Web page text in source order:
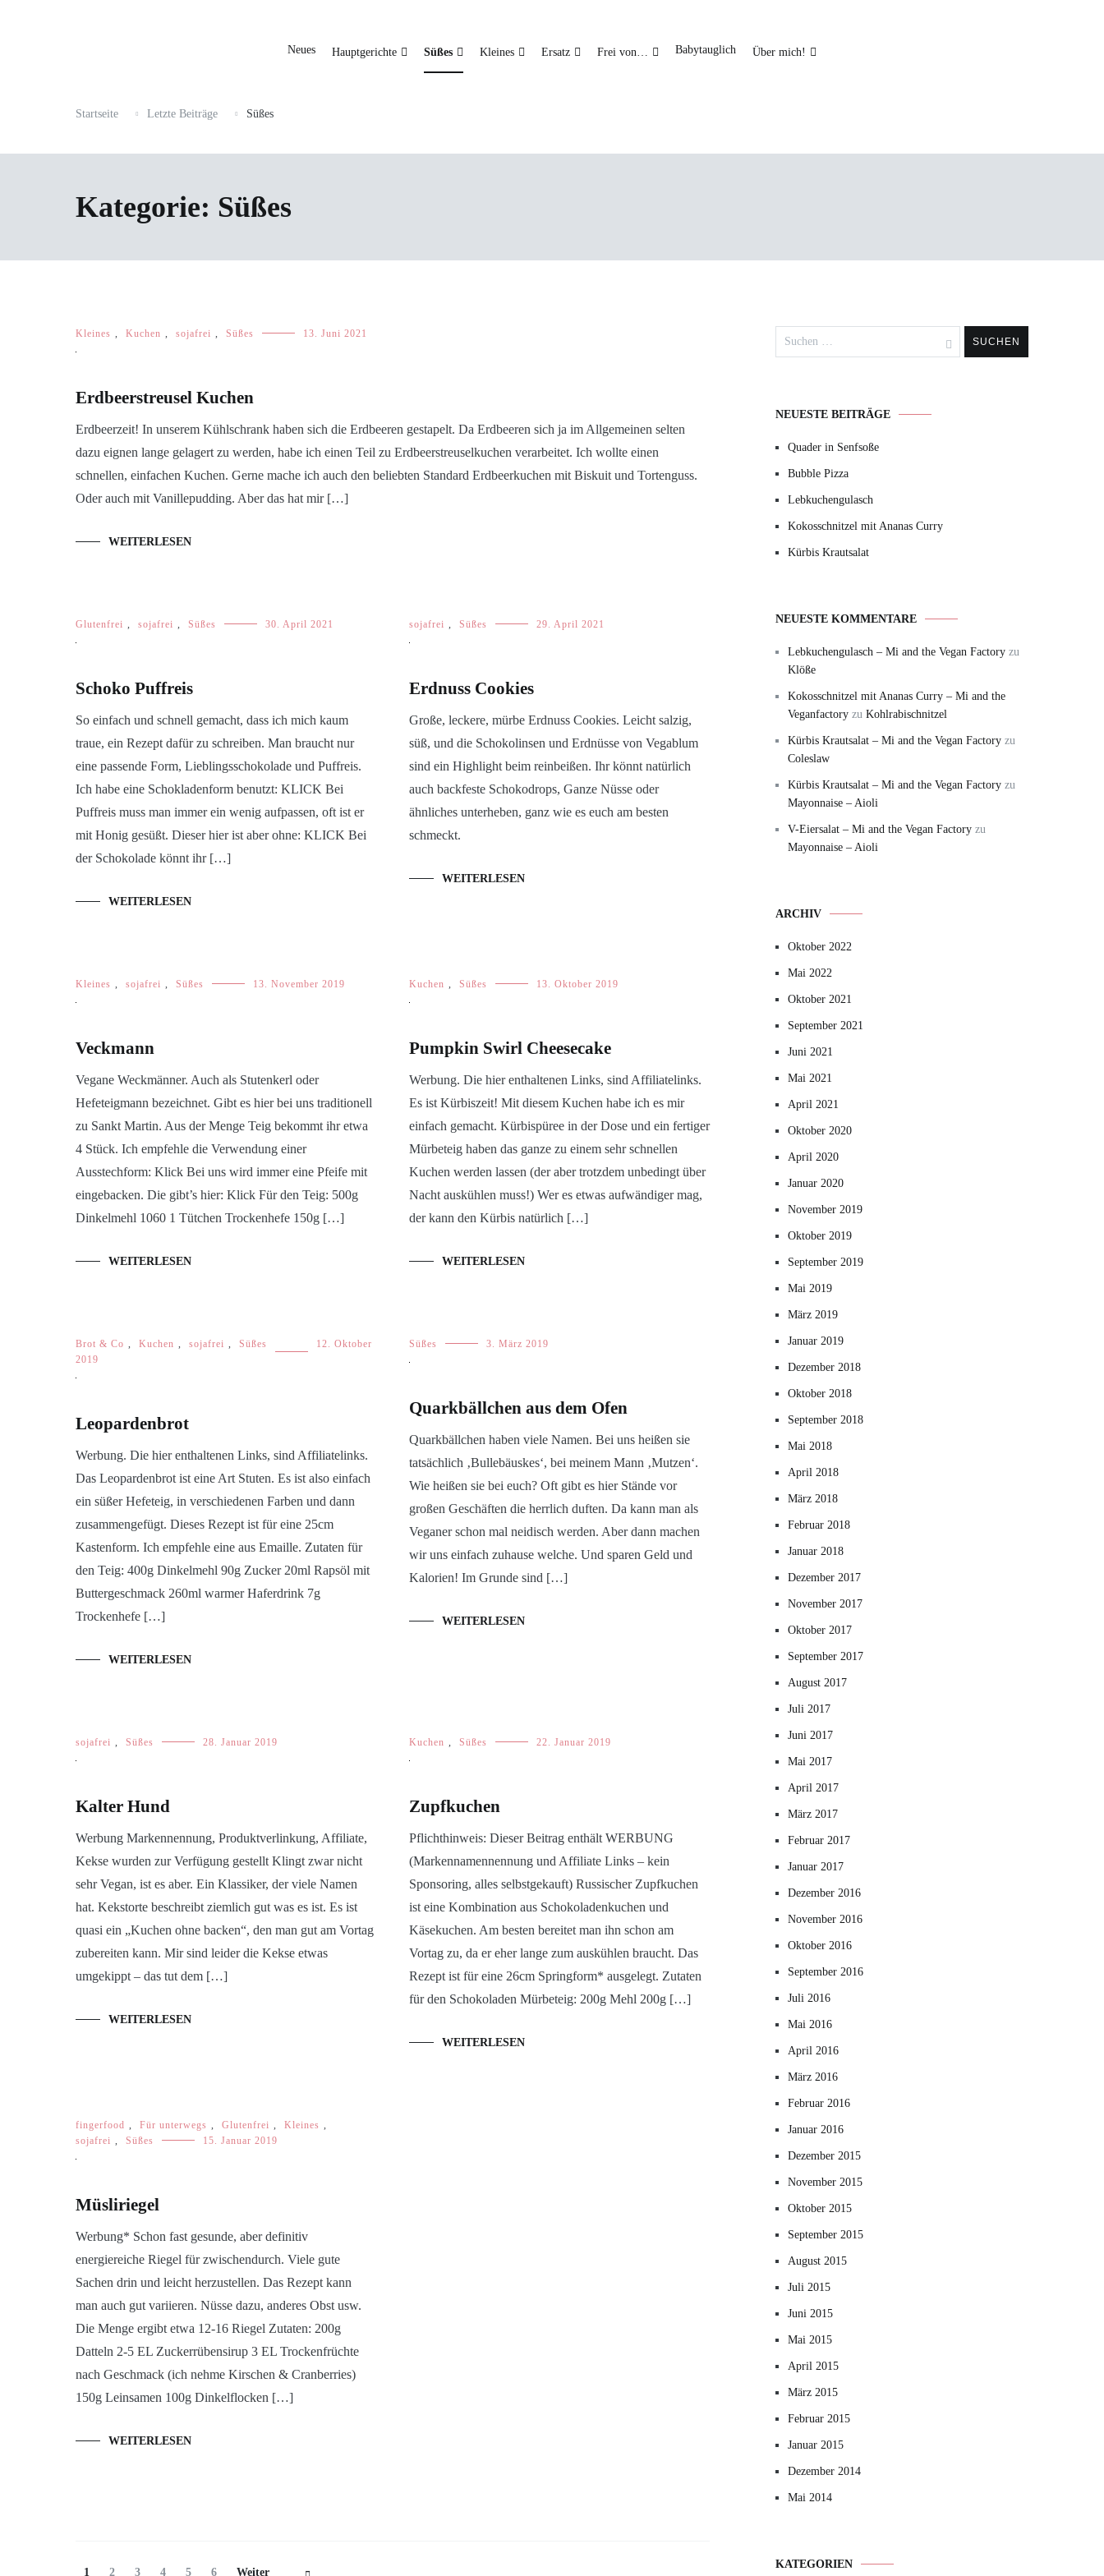
Neues Hauptgerichte Süßes Kleines Ersatz Frei von… Babytauglich Über mich!
Startseite Letzte Beiträge Süßes
Kategorie: Süßes
Kleines , Kuchen , sojafrei , Süßes 13. Juni 2021
Erdbeerstreusel Kuchen
Erdbeerzeit! In unserem Kühlschrank haben sich die Erdbeeren gestapelt. Da Erdbeeren sich ja im Allgemeinen selten
dazu eignen lange gelagert zu werden, habe ich einen Teil zu Erdbeerstreuselkuchen verarbeitet. Ich wollte einen
schnellen, einfachen Kuchen. Gerne mache ich auch den beliebten Standard Erdbeerkuchen mit Biskuit und Tortenguss.
Oder auch mit Vanillepudding. Aber das hat mir […]
WEITERLESEN
Glutenfrei , sojafrei , Süßes 30. April 2021
Schoko Puffreis
So einfach und schnell gemacht, dass ich mich kaum
traue, ein Rezept dafür zu schreiben. Man braucht nur
eine passende Form, Lieblingsschokolade und Puffreis.
Ich habe eine Schokladenform benutzt: KLICK Bei
Puffreis muss man immer ein wenig aufpassen, oft ist er
mit Honig gesüßt. Dieser hier ist aber ohne: KLICK Bei
der Schokolade könnt ihr […]
WEITERLESEN
sojafrei , Süßes 29. April 2021
Erdnuss Cookies
Große, leckere, mürbe Erdnuss Cookies. Leicht salzig,
süß, und die Schokolinsen und Erdnüsse von Vegablum
sind ein Highlight beim reinbeißen. Ihr könnt natürlich
auch backfeste Schokodrops, Ganze Nüsse oder
ähnliches unterheben, ganz wie es euch am besten
schmeckt.
WEITERLESEN
Kleines , sojafrei , Süßes 13. November 2019
Veckmann
Vegane Weckmänner. Auch als Stutenkerl oder
Hefeteigmann bezeichnet. Gibt es hier bei uns traditionell
zu Sankt Martin. Aus der Menge Teig bekommt ihr etwa
4 Stück. Ich empfehle die Verwendung einer
Ausstechform: Klick Bei uns wird immer eine Pfeife mit
eingebacken. Die gibt’s hier: Klick Für den Teig: 500g
Dinkelmehl 1060 1 Tütchen Trockenhefe 150g […]
WEITERLESEN
Kuchen , Süßes 13. Oktober 2019
Pumpkin Swirl Cheesecake
Werbung. Die hier enthaltenen Links, sind Affiliatelinks.
Es ist Kürbiszeit! Mit diesem Kuchen habe ich es mir
einfach gemacht. Kürbispüree in der Dose und ein fertiger
Mürbeteig haben das ganze zu einem sehr schnellen
Kuchen werden lassen (der aber trotzdem unbedingt über
Nacht auskühlen muss!) Wer es etwas aufwändiger mag,
der kann den Kürbis natürlich […]
WEITERLESEN
Brot & Co , Kuchen , sojafrei , Süßes
12. Oktober
2019
Leopardenbrot
Werbung. Die hier enthaltenen Links, sind Affiliatelinks.
Das Leopardenbrot ist eine Art Stuten. Es ist also einfach
ein süßer Hefeteig, in verschiedenen Farben und dann
zusammengefügt. Dieses Rezept ist für eine 25cm
Kastenform. Ich empfehle eine aus Emaille. Zutaten für
den Teig: 400g Dinkelmehl 90g Zucker 20ml Rapsöl mit
Buttergeschmack 260ml warmer Haferdrink 7g
Trockenhefe […]
WEITERLESEN
Süßes 3. März 2019
Quarkbällchen aus dem Ofen
Quarkbällchen haben viele Namen. Bei uns heißen sie
tatsächlich ‚Bullebäuskes‘, bei meinem Mann ‚Mutzen‘.
Wie heißen sie bei euch? Oft gibt es hier Stände vor
großen Geschäften die herrlich duften. Da kann man als
Veganer schon mal neidisch werden. Aber dann machen
wir uns einfach zuhause welche. Und sparen Geld und
Kalorien! Im Grunde sind […]
WEITERLESEN
sojafrei , Süßes 28. Januar 2019
Kalter Hund
Werbung Markennennung, Produktverlinkung, Affiliate,
Kekse wurden zur Verfügung gestellt Klingt zwar nicht
sehr Vegan, ist es aber. Ein Klassiker, der viele Namen
hat. Kekstorte beschreibt ziemlich gut was es ist. Es ist
quasi ein „Kuchen ohne backen“, den man gut am Vortag
zubereiten kann. Mir sind leider die Kekse etwas
umgekippt – das tut dem […]
WEITERLESEN
Kuchen , Süßes 22. Januar 2019
Zupfkuchen
Pflichthinweis: Dieser Beitrag enthält WERBUNG
(Markennamennennung und Affiliate Links – kein
Sponsoring, alles selbstgekauft) Russischer Zupfkuchen
ist eine Kombination aus Schokoladenkuchen und
Käsekuchen. Am besten bereitet man ihn schon am
Vortag zu, da er eher lange zum auskühlen braucht. Das
Rezept ist für eine 26cm Springform* ausgelegt. Zutaten
für den Schokoladen Mürbeteig: 200g Mehl 200g […]
WEITERLESEN
fingerfood , Für unterwegs , Glutenfrei , Kleines ,
sojafrei , Süßes 15. Januar 2019
Müsliriegel
Werbung* Schon fast gesunde, aber definitiv
energiereiche Riegel für zwischendurch. Viele gute
Sachen drin und leicht herzustellen. Das Rezept kann
man auch gut variieren. Nüsse dazu, anderes Obst usw.
Die Menge ergibt etwa 12-16 Riegel Zutaten: 200g
Datteln 2-5 EL Zuckerrübensirup 3 EL Trockenfrüchte
nach Geschmack (ich nehme Kirschen & Cranberries)
150g Leinsamen 100g Dinkelflocken […]
WEITERLESEN
Beitragsnavigation
Seite
1 Seite
2 Seite
3 Seite
4 Seite
5 Seite
6 Weiter
nach:
NEUESTE BEITRÄGE
Quader in Senfsoße
Bubble Pizza
Lebkuchengulasch
Kokosschnitzel mit Ananas Curry
Kürbis Krautsalat
NEUESTE KOMMENTARE
Lebkuchengulasch – Mi and the Vegan Factory zu
Klöße
Kokosschnitzel mit Ananas Curry – Mi and the
Veganfactory zu Kohlrabischnitzel
Kürbis Krautsalat – Mi and the Vegan Factory zu
Coleslaw
Kürbis Krautsalat – Mi and the Vegan Factory zu
Mayonnaise – Aioli
V-Eiersalat – Mi and the Vegan Factory zu
Mayonnaise – Aioli
ARCHIV
Oktober 2022
Mai 2022
Oktober 2021
September 2021
Juni 2021
Mai 2021
April 2021
Oktober 2020
April 2020
Januar 2020
November 2019
Oktober 2019
September 2019
Mai 2019
März 2019
Januar 2019
Dezember 2018
Oktober 2018
September 2018
Mai 2018
April 2018
März 2018
Februar 2018
Januar 2018
Dezember 2017
November 2017
Oktober 2017
September 2017
August 2017
Juli 2017
Juni 2017
Mai 2017
April 2017
März 2017
Februar 2017
Januar 2017
Dezember 2016
November 2016
Oktober 2016
September 2016
Juli 2016
Mai 2016
April 2016
März 2016
Februar 2016
Januar 2016
Dezember 2015
November 2015
Oktober 2015
September 2015
August 2015
Juli 2015
Juni 2015
Mai 2015
April 2015
März 2015
Februar 2015
Januar 2015
Dezember 2014
Mai 2014
KATEGORIEN